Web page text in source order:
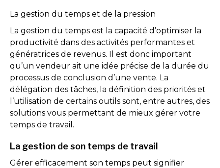
La gestion du temps et de la pression
La gestion du temps est la capacité d’optimiser la
productivité dans des activités performantes et
génératrices de revenus. Il est donc important
qu’un vendeur ait une idée précise de la durée du
processus de conclusion d’une vente. La
délégation des tâches, la définition des priorités et
l’utilisation de certains outils sont, entre autres, des
solutions vous permettant de mieux gérer votre
temps de travail.
La gestion de son temps de travail
Gérer efficacement son temps peut signifier